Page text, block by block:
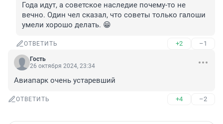
Года идут, а советское наследие почему-то не
вечно. Один чел сказал, что советы только галоши
умели хорошо делать. 😁
ОТВЕТИТЬ +2 –1
Гость
26 октября 2024, 23:34
Авиапарк очень устаревший
ОТВЕТИТЬ +4 –2